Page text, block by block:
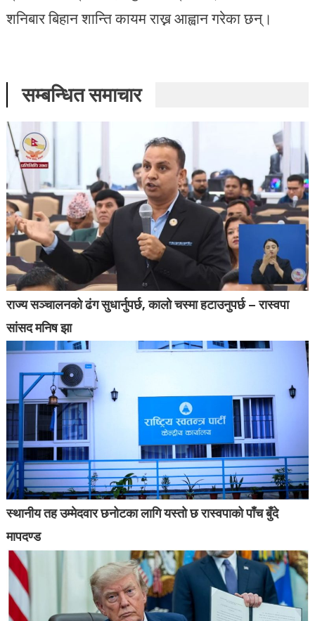
शनिबार बिहान शान्ति कायम राख्न आह्वान गरेका छन्।
सम्बन्धित समाचार
राज्य सञ्चालनको ढंग सुधार्नुपर्छ, कालो चस्मा हटाउनुपर्छ – रास्वपा
सांसद मनिष झा
स्थानीय तह उम्मेदवार छनोटका लागि यस्तो छ रास्वपाको पाँच बुँदे
मापदण्ड